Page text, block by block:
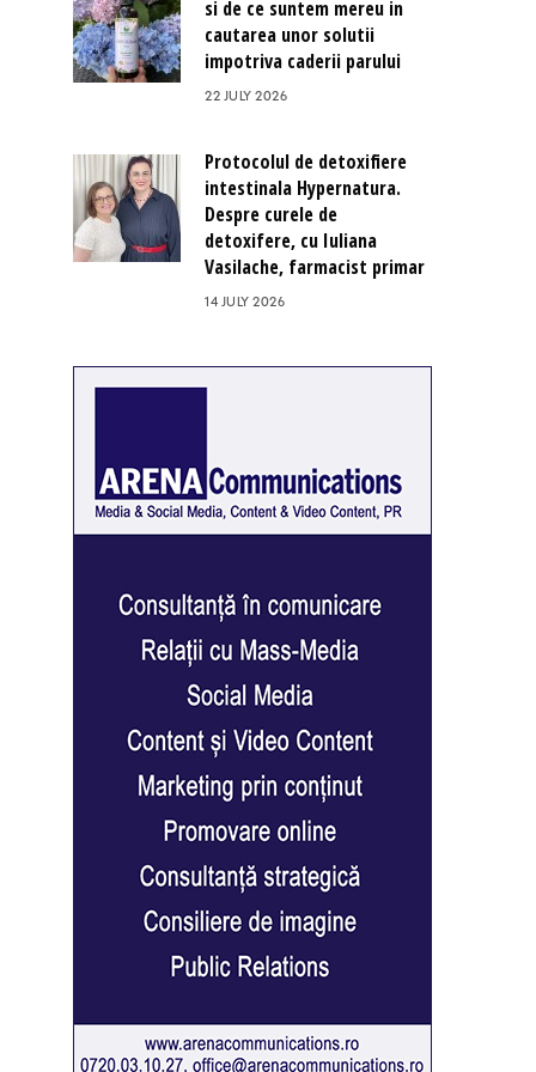
si de ce suntem mereu in
cautarea unor solutii
impotriva caderii parului
22 JULY 2026
Protocolul de detoxifiere
intestinala Hypernatura.
Despre curele de
detoxifere, cu Iuliana
Vasilache, farmacist primar
14 JULY 2026